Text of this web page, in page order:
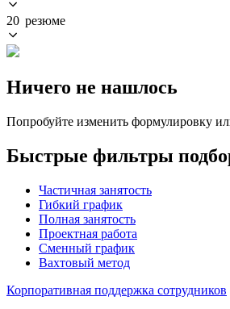
20 резюме
Ничего не нашлось
Попробуйте изменить формулировку
Быстрые фильтры
Частичная занятость
Гибкий график
Полная занятость
Проектная работа
Сменный график
Вахтовый метод
Корпоративная поддержка сотрудников